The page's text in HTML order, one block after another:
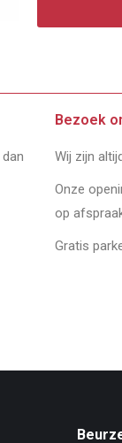
Bezoek
Wij zijn
Onze
op
Gratis